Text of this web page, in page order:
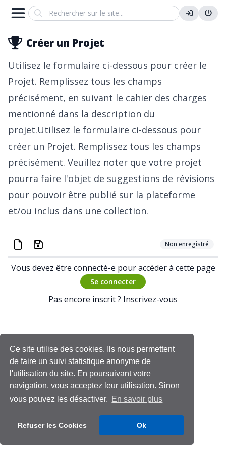
Ce site utilise des cookies. Ils nous permettent
de faire un suivi statistique anonyme de
l'utilisation du site. En poursuivant votre
navigation, vous acceptez leur utilisation. Sinon
vous pouvez les désactiver. En savoir plus
Refuser les Cookies Ok
Search
Créer un Projet
Utilisez le formulaire ci-dessous pour créer le
Projet. Remplissez tous les champs
précisément, en suivant le cahier des charges
mentionné dans la description du
projet.Utilisez le formulaire ci-dessous pour
créer un Projet. Remplissez tous les champs
précisément. Veuillez noter que votre projet
pourra faire l'objet de suggestions de révisions
pour pouvoir être publié sur la plateforme
et/ou inclus dans une collection.
Non enregistré
Vous devez être connecté-e pour accéder à cette page
Se connecter
Pas encore inscrit ? Inscrivez-vous